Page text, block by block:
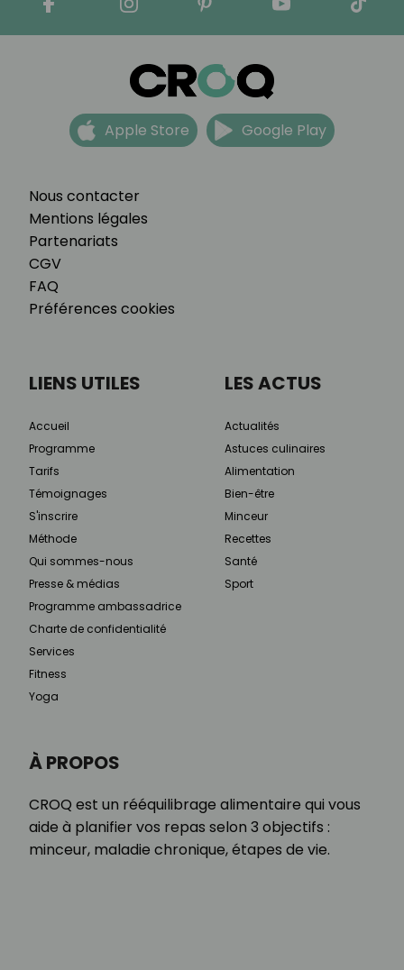
Nous contacter
Mentions légales
Partenariats
CGV
FAQ
Préférences cookies
Apple Store Google Play
À PROPOS
CROQ est un rééquilibrage alimentaire qui vous
aide à planifier vos repas selon 3 objectifs :
minceur, maladie chronique, étapes de vie.
LIENS UTILES
Accueil
Programme
Tarifs
Témoignages
S'inscrire
Méthode
Qui sommes-nous
Presse & médias
Programme ambassadrice
Charte de confidentialité
Services
Fitness
Yoga
LES ACTUS
Actualités
Astuces culinaires
Alimentation
Bien-être
Minceur
Recettes
Santé
Sport